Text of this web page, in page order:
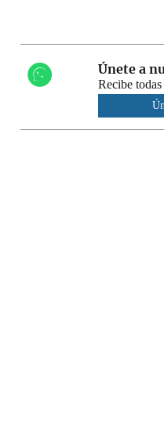
Únete a
Recibe